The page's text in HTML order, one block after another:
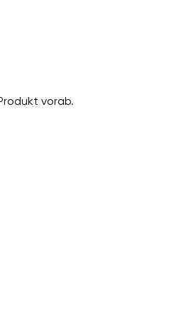
vorab.